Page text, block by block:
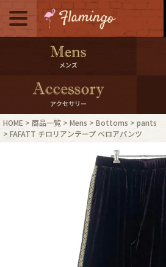
メニュー
500pt＆10％
ト
10％0ffクー
ログイン・会員登録
メンズ
アクセサリー
HOME 商品一覧 Mens Bottoms
pants
FAFATT チロリアンテープ ベロアパンツ